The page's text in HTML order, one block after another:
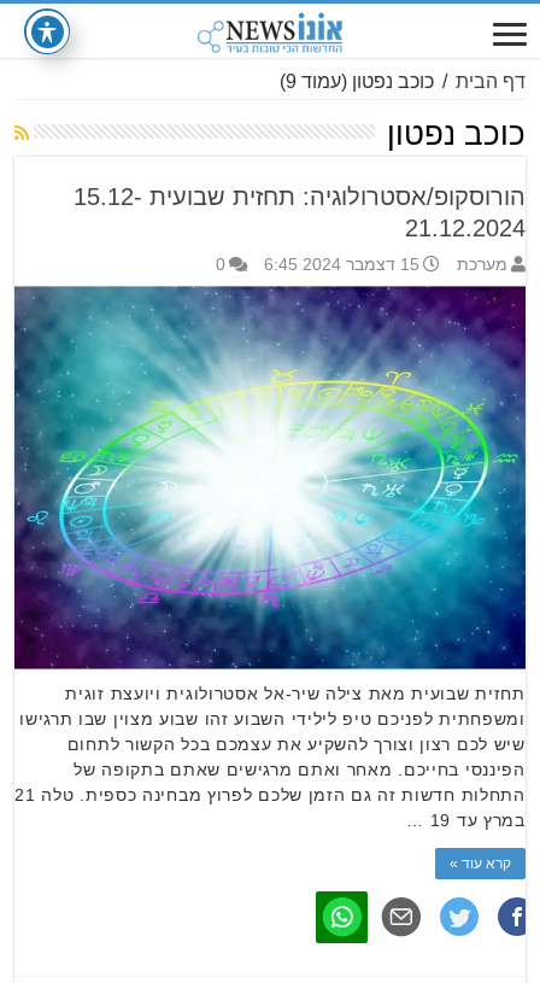
דף הבית / כוכב נפטון (עמוד 9)
כוכב נפטון
הורוסקופ/אסטרולוגיה: תחזית שבועית 15.12-
21.12.2024
מערכת 15 דצמבר 2024 6:45 0
תחזית שבועית מאת צילה שיר-אל אסטרולוגית ויועצת זוגית
ומשפחתית לפניכם טיפ לילידי השבוע זהו שבוע מצוין שבו תרגישו
שיש לכם רצון וצורך להשקיע את עצמכם בכל הקשור לתחום
הפיננסי בחייכם. מאחר ואתם מרגישים שאתם בתקופה של
התחלות חדשות זה גם הזמן שלכם לפרוץ מבחינה כספית. טלה 21
במרץ עד 19 …
קרא עוד »